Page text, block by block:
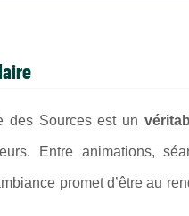
des Sources est un
Entre animations,
promet d’être au